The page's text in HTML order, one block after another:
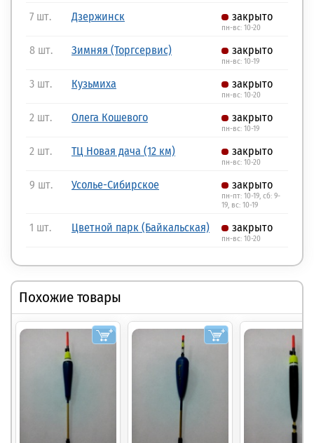
7 шт. Дзержинск закрыто
пн-вс: 10-20
8 шт. Зимняя (Торгсервис) закрыто
пн-вс: 10-19
3 шт. Кузьмиха закрыто
пн-вс: 10-20
2 шт. Олега Кошевого закрыто
пн-вс: 10-19
2 шт. ТЦ Новая дача (12 км) закрыто
пн-вс: 10-20
9 шт. Усолье-Сибирское закрыто
пн-пт: 10-19, сб: 9-
19, вс: 10-19
1 шт. Цветной парк (Байкальская) закрыто
пн-вс: 10-20
Похожие товары